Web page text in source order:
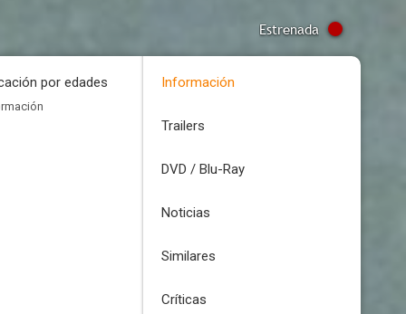
Estrenada
por edades Información
Trailers
DVD / Blu-Ray
Noticias
Similares
Críticas